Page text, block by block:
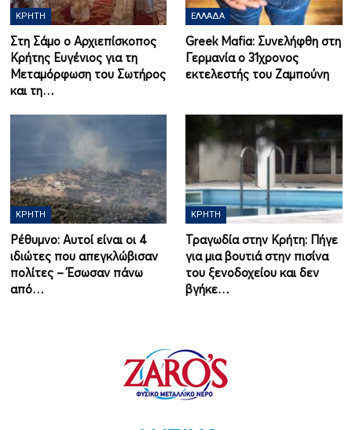
ΚΡΉΤΗ
Στη Σάμο ο Αρχιεπίσκοπος
Κρήτης Ευγένιος για τη
Μεταμόρφωση του Σωτήρος
και τη…
ΕΛΛΆΔΑ
Greek Mafia: Συνελήφθη στη
Γερμανία ο 31χρονος
εκτελεστής του Ζαμπούνη
ΚΡΉΤΗ
Ρέθυμνο: Αυτοί είναι οι 4
ιδιώτες που απεγκλώβισαν
πολίτες – Έσωσαν πάνω
από…
ΚΡΉΤΗ
Τραγωδία στην Κρήτη: Πήγε
για μια βουτιά στην πισίνα
του ξενοδοχείου και δεν
βγήκε…